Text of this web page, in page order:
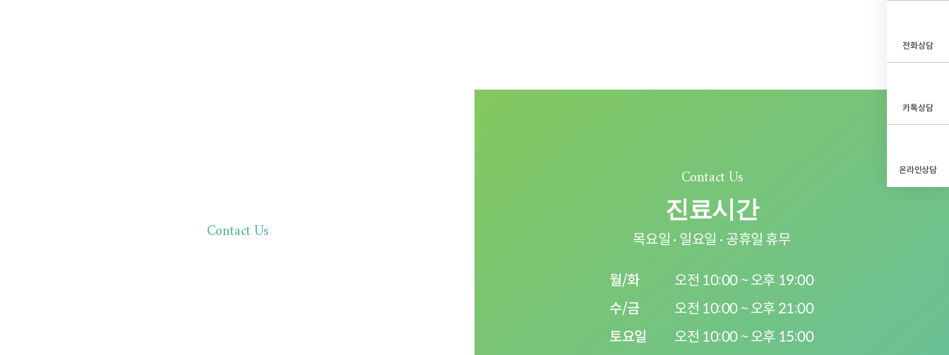
Contact Us
Contact Us
진료시간
목요일 일요일 공휴일 휴무
월/화
오전 10:00 ~ 오후 19:00
수/금
오전 10:00 ~ 오후 21:00
토요일
오전 10:00 ~ 오후 15:00
전화상담
카톡상담
온라인상담